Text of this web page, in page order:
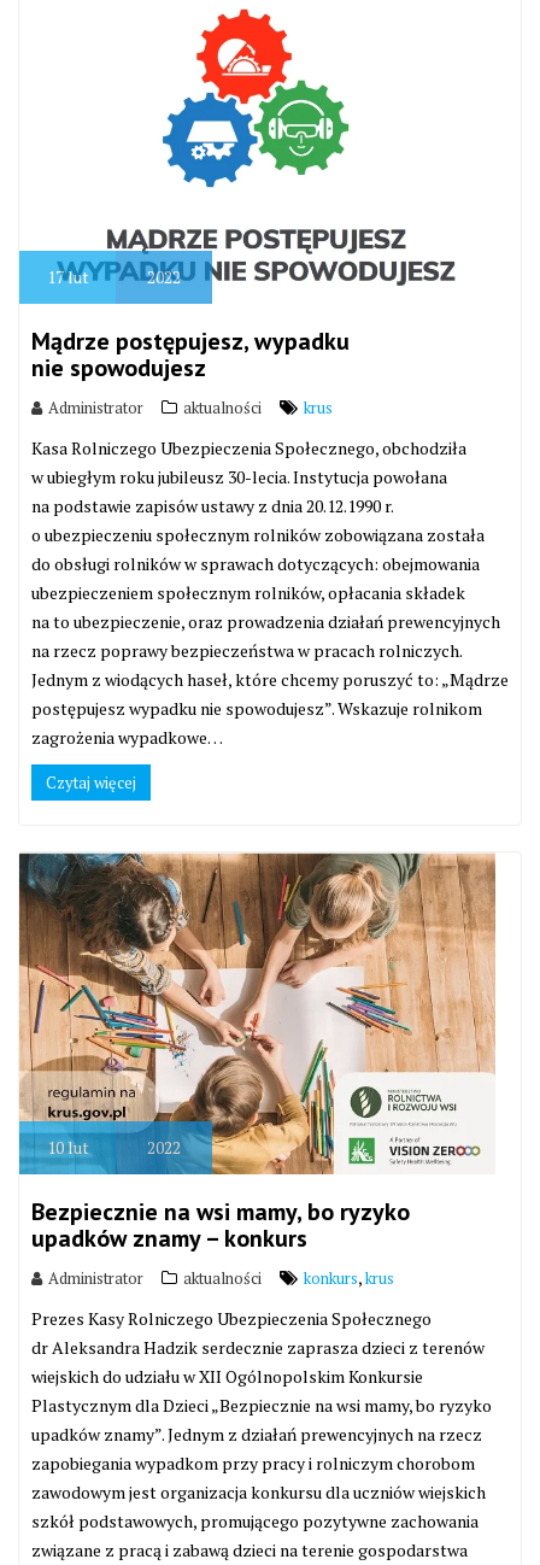
17lut 2022
Mądrze postępujesz, wypadku
nie spowodujesz
Administrator aktualności krus
Kasa Rolniczego Ubezpieczenia Społecznego, obchodziła
w ubiegłym roku jubileusz 30-lecia. Instytucja powołana
na podstawie zapisów ustawy z dnia 20.12.1990 r.
o ubezpieczeniu społecznym rolników zobowiązana została
do obsługi rolników w sprawach dotyczących: obejmowania
ubezpieczeniem społecznym rolników, opłacania składek
na to ubezpieczenie, oraz prowadzenia działań prewencyjnych
na rzecz poprawy bezpieczeństwa w pracach rolniczych.
Jednym z wiodących haseł, które chcemy poruszyć to: „Mądrze
postępujesz wypadku nie spowodujesz”. Wskazuje rolnikom
zagrożenia wypadkowe…
Czytaj więcej
10lut 2022
Bezpiecznie na wsi mamy, bo ryzyko
upadków znamy – konkurs
Administrator aktualności konkurs,krus
Prezes Kasy Rolniczego Ubezpieczenia Społecznego
dr Aleksandra Hadzik serdecznie zaprasza dzieci z terenów
wiejskich do udziału w XII Ogólnopolskim Konkursie
Plastycznym dla Dzieci „Bezpiecznie na wsi mamy, bo ryzyko
upadków znamy”. Jednym z działań prewencyjnych na rzecz
zapobiegania wypadkom przy pracy i rolniczym chorobom
zawodowym jest organizacja konkursu dla uczniów wiejskich
szkół podstawowych, promującego pozytywne zachowania
związane z pracą i zabawą dzieci na terenie gospodarstwa